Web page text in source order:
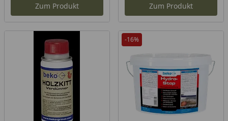
Zum Produkt Zum Produkt
-16%